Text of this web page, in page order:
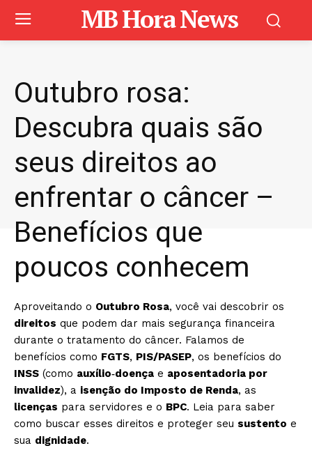
MB Hora News
Outubro rosa:
Descubra quais são
seus direitos ao
enfrentar o câncer –
Benefícios que
poucos conhecem
Aproveitando o Outubro Rosa, você vai descobrir os
direitos que podem dar mais segurança financeira
durante o tratamento do câncer. Falamos de
benefícios como FGTS, PIS/PASEP, os benefícios do
INSS (como auxílio‑doença e aposentadoria por
invalidez), a isenção do Imposto de Renda, as
licenças para servidores e o BPC. Leia para saber
como buscar esses direitos e proteger seu sustento e
sua dignidade.